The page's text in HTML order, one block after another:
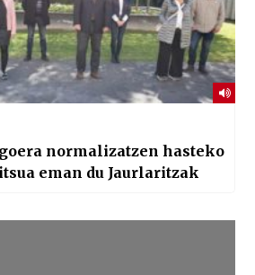
normalizatzen hasteko
eman du Jaurlaritzak